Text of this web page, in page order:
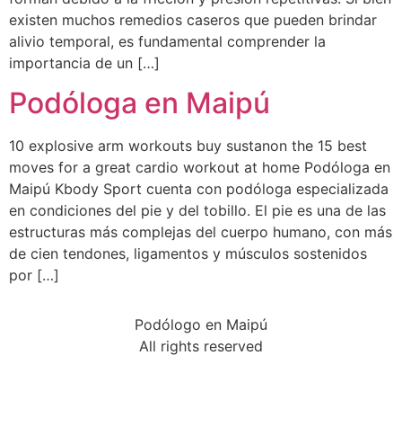
existen muchos remedios caseros que pueden brindar
alivio temporal, es fundamental comprender la
importancia de un […]
Podóloga en Maipú
10 explosive arm workouts buy sustanon the 15 best
moves for a great cardio workout at home Podóloga en
Maipú Kbody Sport cuenta con podóloga especializada
en condiciones del pie y del tobillo. El pie es una de las
estructuras más complejas del cuerpo humano, con más
de cien tendones, ligamentos y músculos sostenidos
por […]
Podólogo en Maipú
All rights reserved